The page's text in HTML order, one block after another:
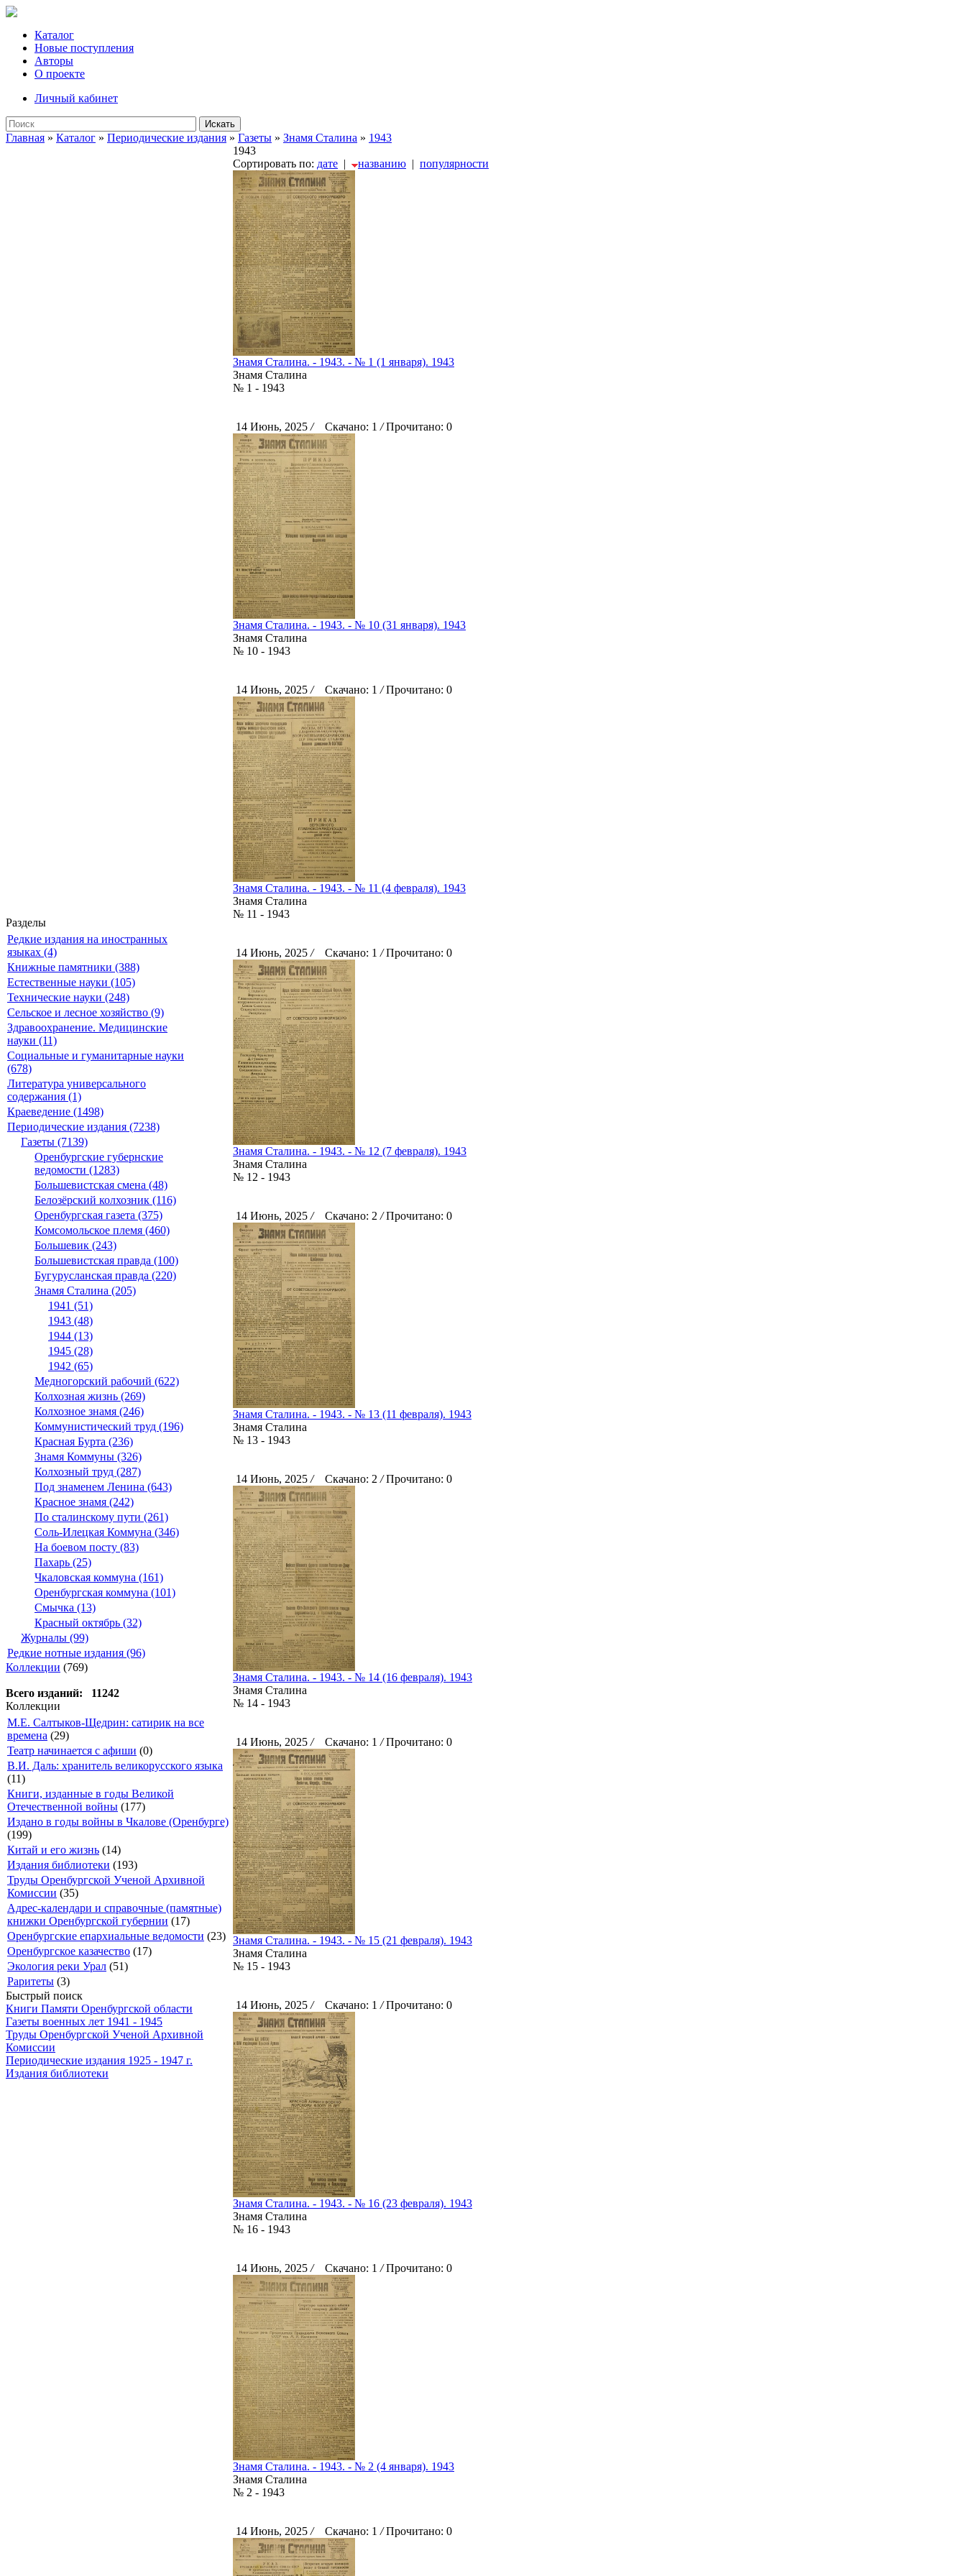
Каталог
Новые поступления
Авторы
О проекте
Личный кабинет
Искать
Главная » Каталог » Периодические издания » Газеты » Знамя Сталина » 1943
Разделы
Редкие издания на иностранных
языках (4)
Книжные памятники (388)
Естественные науки (105)
Технические науки (248)
Сельское и лесное хозяйство (9)
Здравоохранение. Медицинские
науки (11)
Социальные и гуманитарные науки
(678)
Литература универсального
содержания (1)
Краеведение (1498)
Периодические издания (7238)
Газеты (7139)
Оренбургские губернские
ведомости (1283)
Большевистская смена (48)
Белозёрский колхозник (116)
Оренбургская газета (375)
Комсомольское племя (460)
Большевик (243)
Большевистская правда (100)
Бугурусланская правда (220)
Знамя Сталина (205)
1941 (51)
1943 (48)
1944 (13)
1945 (28)
1942 (65)
Медногорский рабочий (622)
Колхозная жизнь (269)
Колхозное знамя (246)
Коммунистический труд (196)
Красная Бурта (236)
Знамя Коммуны (326)
Колхозный труд (287)
Под знаменем Ленина (643)
Красное знамя (242)
По сталинскому пути (261)
Соль-Илецкая Коммуна (346)
На боевом посту (83)
Пахарь (25)
Чкаловская коммуна (161)
Оренбургская коммуна (101)
Смычка (13)
Красный октябрь (32)
Журналы (99)
Редкие нотные издания (96)
Коллекции (769)
Всего изданий: 11242
Коллекции
М.Е. Салтыков-Щедрин: сатирик на все
времена (29)
Театр начинается с афиши (0)
В.И. Даль: хранитель великорусского языка
(11)
Книги, изданные в годы Великой
Отечественной войны (177)
Издано в годы войны в Чкалове (Оренбурге)
(199)
Китай и его жизнь (14)
Издания библиотеки (193)
Труды Оренбургской Ученой Архивной
Комиссии (35)
Адрес-календари и справочные (памятные)
книжки Оренбургской губернии (17)
Оренбургские епархиальные ведомости (23)
Оренбургское казачество (17)
Экология реки Урал (51)
Раритеты (3)
Быстрый поиск
Книги Памяти Оренбургской области
Газеты военных лет 1941 - 1945
Труды Оренбургской Ученой Архивной
Комиссии
Периодические издания 1925 - 1947 г.
Издания библиотеки
1943
Сортировать по: дате | названию | популярности
Знамя Сталина. - 1943. - № 1 (1 января). 1943
Знамя Сталина
№ 1 - 1943
14 Июнь, 2025 /Скачано: 1 /Прочитано: 0
Знамя Сталина. - 1943. - № 10 (31 января). 1943
Знамя Сталина
№ 10 - 1943
14 Июнь, 2025 /Скачано: 1 /Прочитано: 0
Знамя Сталина. - 1943. - № 11 (4 февраля). 1943
Знамя Сталина
№ 11 - 1943
14 Июнь, 2025 /Скачано: 1 /Прочитано: 0
Знамя Сталина. - 1943. - № 12 (7 февраля). 1943
Знамя Сталина
№ 12 - 1943
14 Июнь, 2025 /Скачано: 2 /Прочитано: 0
Знамя Сталина. - 1943. - № 13 (11 февраля). 1943
Знамя Сталина
№ 13 - 1943
14 Июнь, 2025 /Скачано: 2 /Прочитано: 0
Знамя Сталина. - 1943. - № 14 (16 февраля). 1943
Знамя Сталина
№ 14 - 1943
14 Июнь, 2025 /Скачано: 1 /Прочитано: 0
Знамя Сталина. - 1943. - № 15 (21 февраля). 1943
Знамя Сталина
№ 15 - 1943
14 Июнь, 2025 /Скачано: 1 /Прочитано: 0
Знамя Сталина. - 1943. - № 16 (23 февраля). 1943
Знамя Сталина
№ 16 - 1943
14 Июнь, 2025 /Скачано: 1 /Прочитано: 0
Знамя Сталина. - 1943. - № 2 (4 января). 1943
Знамя Сталина
№ 2 - 1943
14 Июнь, 2025 /Скачано: 1 /Прочитано: 0